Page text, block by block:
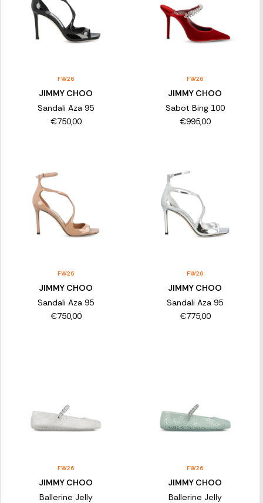
FW26
JIMMY CHOO
Sandali Aza 95
€750,00
FW26
JIMMY CHOO
Sabot Bing 100
€995,00
FW26
JIMMY CHOO
Sandali Aza 95
€750,00
FW26
JIMMY CHOO
Sandali Aza 95
€775,00
FW26
JIMMY CHOO
Ballerine Jelly
FW26
JIMMY CHOO
Ballerine Jelly